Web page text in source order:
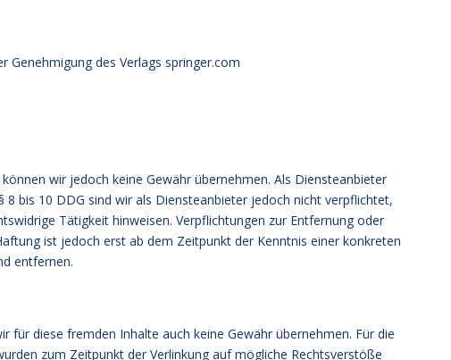
des Verlags springer.com
wir jedoch keine Gewähr übernehmen. Als Diensteanbieter
bis 10 DDG sind wir als Diensteanbieter jedoch nicht verpflichtet,
Tätigkeit hinweisen. Verpflichtungen zur Entfernung oder
ist jedoch erst ab dem Zeitpunkt der Kenntnis einer konkreten
entfernen.
diese fremden Inhalte auch keine Gewähr übernehmen. Für die
zum Zeitpunkt der Verlinkung auf mögliche Rechtsverstöße